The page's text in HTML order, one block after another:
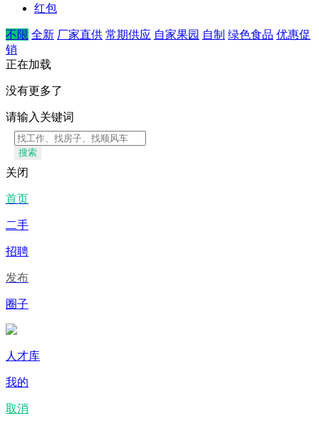
红包
不限 全新 厂家直供 常期供应 自家果园 自制 绿色食品 优惠促
销
正在加载
没有更多了
请输入关键词
搜索
关闭
首页
二手
招聘
发布
圈子
人才库
我的
取消